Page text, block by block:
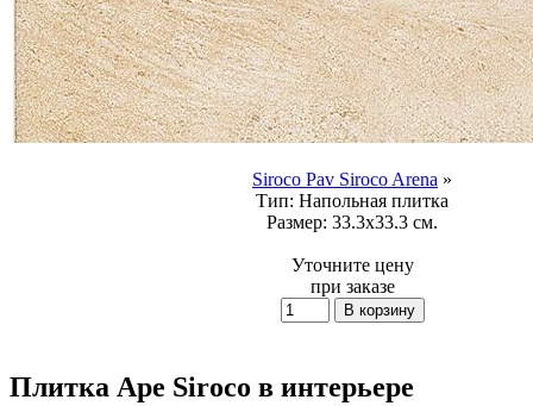
Siroco Pav Siroco Arena »
Тип: Напольная плитка
Размер: 33.3x33.3 см.
Уточните цену
при заказе
Плитка Ape Siroco в интерьере